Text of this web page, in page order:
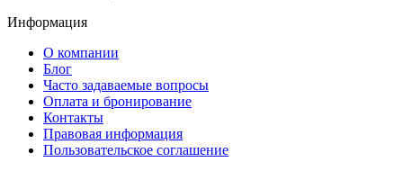
Информация
О компании
Блог
Часто задаваемые вопросы
Оплата и бронирование
Контакты
Правовая информация
Пользовательское соглашение